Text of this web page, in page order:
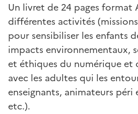
Un livret de 24 pages format
différentes activités
pour sensibiliser les enfants
impacts environnementaux,
et éthiques du numérique et
avec les adultes qui les
enseignants, animateurs péri
etc.).